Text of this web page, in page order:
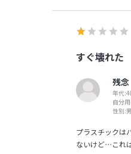
すぐ壊れた
残念
年代:
自分
性別:
プラスチックは
ないけど⋯これ